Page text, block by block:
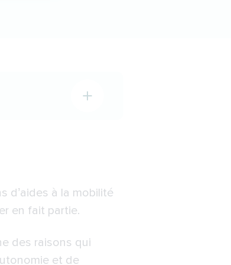
d’aides à la mobilité
en fait partie.
des raisons qui
et de